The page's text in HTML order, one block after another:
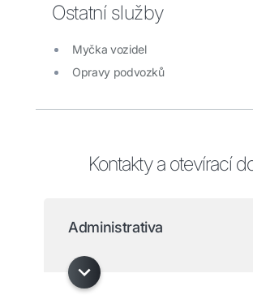
Ostatní služby
Myčka vozidel
Opravy podvozků
Kontakty a otevírací
Administrativa